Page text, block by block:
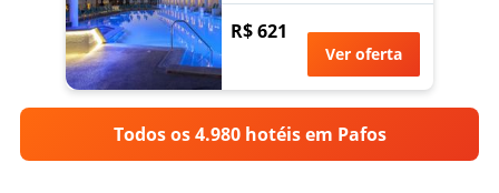
R$ 621
Ver oferta
Todos os 4.980 hotéis em Pafos